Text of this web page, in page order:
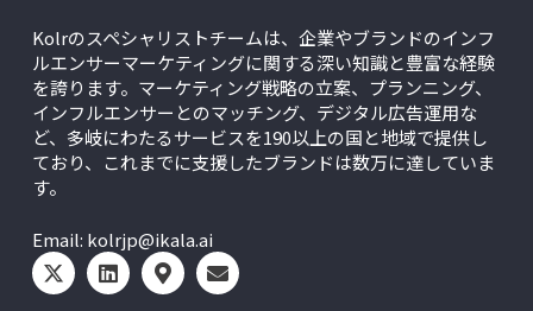
Kolrのスペシャリストチームは、企業やブランドのインフ
ルエンサーマーケティングに関する深い知識と豊富な経験
を誇ります。マーケティング戦略の立案、プランニング、
インフルエンサーとのマッチング、デジタル広告運用な
ど、多岐にわたるサービスを190以上の国と地域で提供し
ており、これまでに支援したブランドは数万に達していま
す。
Email: kolrjp@ikala.ai